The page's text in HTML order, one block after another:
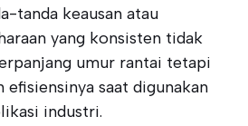
tanda keausan atau
yang konsisten tidak
umur rantai tetapi
efisiensinya saat digunakan
industri.